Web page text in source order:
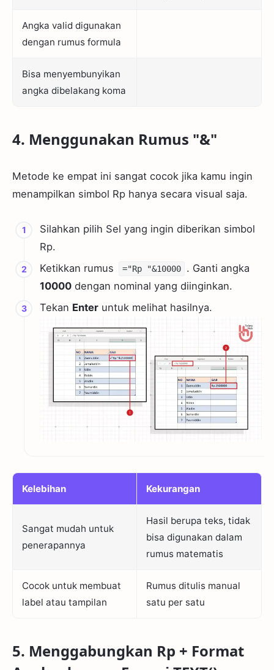
Angka valid digunakan
dengan rumus formula
Bisa menyembunyikan
angka dibelakang koma
4. Menggunakan Rumus "&"
Metode ke empat ini sangat cocok jika kamu ingin
menampilkan simbol Rp hanya secara visual saja.
Silahkan pilih Sel yang ingin diberikan simbol
Rp.
Ketikkan rumus
="Rp "&10000
. Ganti angka
10000 dengan nominal yang diinginkan.
Tekan Enter untuk melihat hasilnya.
Kelebihan Kekurangan
Sangat mudah untuk
penerapannya
Hasil berupa teks, tidak
bisa digunakan dalam
rumus matematis
Cocok untuk membuat
label atau tampilan
Rumus ditulis manual
satu per satu
5. Menggabungkan Rp + Format